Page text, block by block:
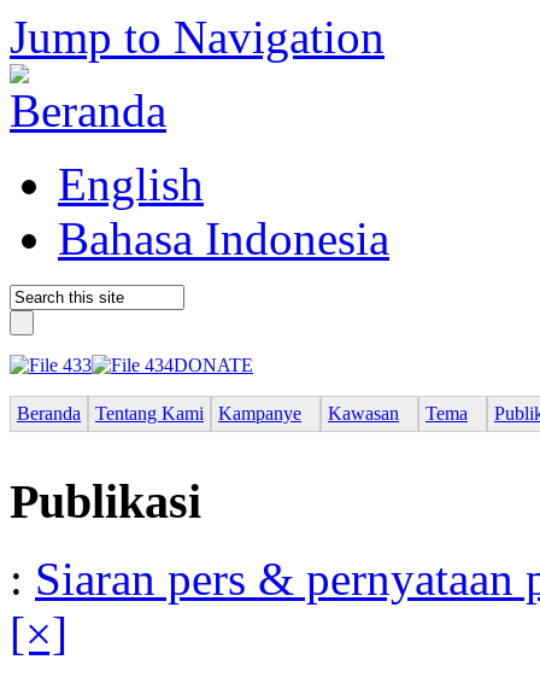
Jump to Navigation
English
Bahasa Indonesia
DONATE
Beranda Tentang Kami Kampanye Kawasan Tema
Publikasi
: Siaran pers & pernyataan
[×]